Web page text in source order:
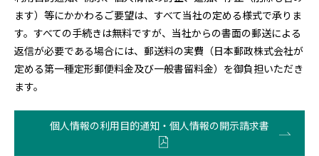
ます）等にかかわるご要望は、すべて当社の定める様式で承りま
す。すべての手続きは無料ですが、当社からの書面の郵送による
返信が必要である場合には、郵送料の実費（日本郵政株式会社が
定める第一種定形郵便料金及び一般書留料金）を御負担いただき
ます。
個人情報の利用目的通知・個人情報の開示請求書